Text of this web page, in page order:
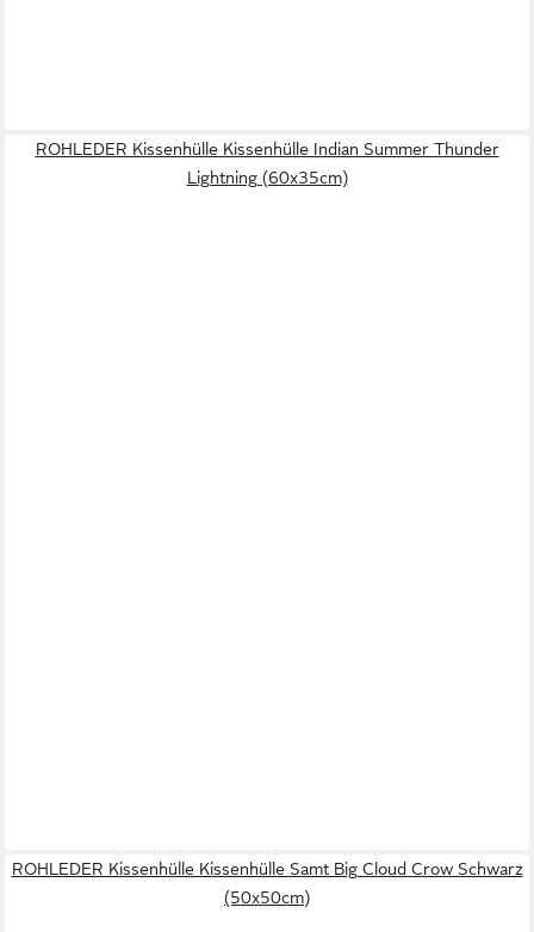
ROHLEDER Kissenhülle Kissenhülle Indian Summer Thunder
Lightning (60x35cm)
ROHLEDER Kissenhülle Kissenhülle Samt Big Cloud Crow Schwarz
(50x50cm)